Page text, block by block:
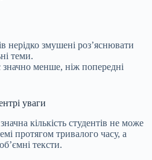
нерідко змушені роз’яснювати
теми.
менше, ніж попередні
уваги
кількість студентів не може
протягом тривалого часу, а
тексти.